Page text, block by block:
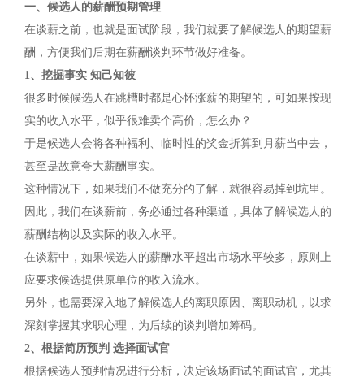
一、候选人的薪酬预期管理
在谈薪之前，也就是面试阶段，我们就要了解候选人的期望薪
酬，方便我们后期在薪酬谈判环节做好准备。
1、挖掘事实 知己知彼
很多时候候选人在跳槽时都是心怀涨薪的期望的，可如果按现
实的收入水平，似乎很难卖个高价，怎么办？
于是候选人会将各种福利、临时性的奖金折算到月薪当中去，
甚至是故意夸大薪酬事实。
这种情况下，如果我们不做充分的了解，就很容易掉到坑里。
因此，我们在谈薪前，务必通过各种渠道，具体了解候选人的
薪酬结构以及实际的收入水平。
在谈薪中，如果候选人的薪酬水平超出市场水平较多，原则上
应要求候选提供原单位的收入流水。
另外，也需要深入地了解候选人的离职原因、离职动机，以求
深刻掌握其求职心理，为后续的谈判增加筹码。
2、根据简历预判 选择面试官
根据候选人预判情况进行分析，决定该场面试的面试官，尤其